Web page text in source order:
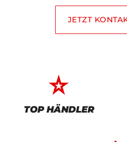
JETZT
star_rate
TOP HÄNDLER